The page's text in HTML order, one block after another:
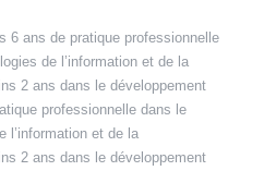
6 ans de pratique professionnelle
de l’information et de la
2 ans dans le développement
professionnelle dans le
l’information et de la
2 ans dans le développement